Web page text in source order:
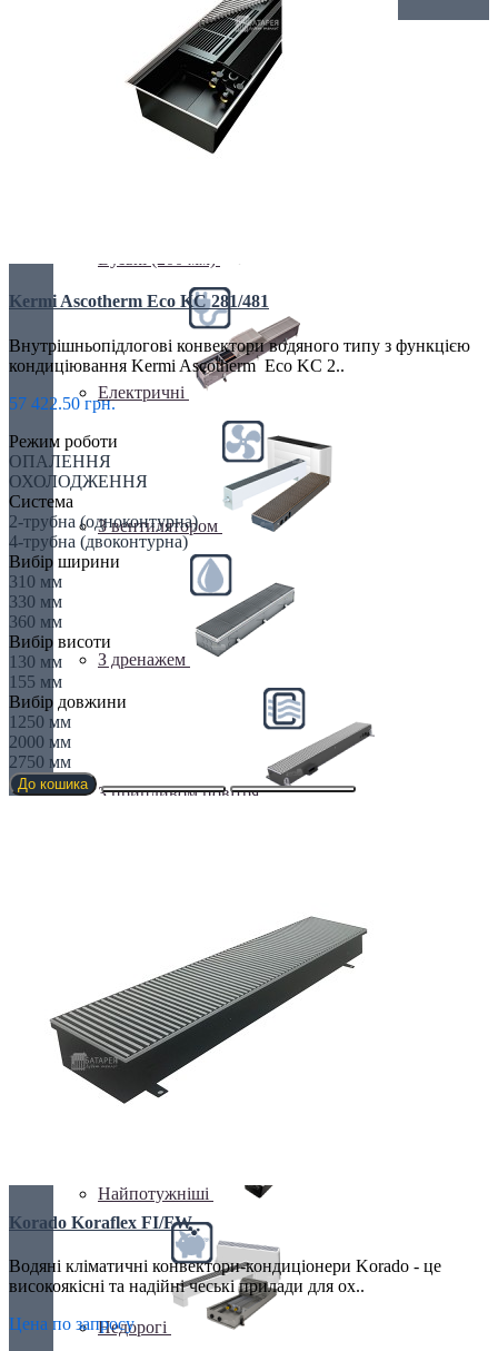
Без вентилятора
Електричні
З вентилятором
З дренажем
З припливом повітря
Кутові та радіусні
Найпотужніші
Недорогі
Kermi Ascotherm Eco KC 281/481
Внутрішньопідлогові конвектори водяного типу з функцією
кондиціювання Kermi Ascotherm Eco KC 2..
57 422.50 грн.
Режим роботи
ОПАЛЕННЯ
ОХОЛОДЖЕННЯ
Система
2-трубна (одноконтурна)
4-трубна (двоконтурна)
Вибір ширини
310 мм
330 мм
360 мм
Вибір висоти
130 мм
155 мм
Вибір довжини
1250 мм
2000 мм
2750 мм
До кошика
Korado Koraflex FI/FW
Водяні кліматичні конвектори-кондиціонери Korado - це
високоякісні та надійні чеські прилади для ох..
Цена по запросу